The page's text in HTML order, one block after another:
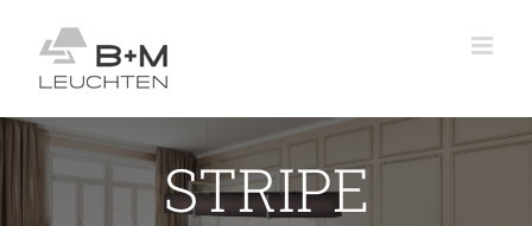
Inhalt
springen
STRIPE